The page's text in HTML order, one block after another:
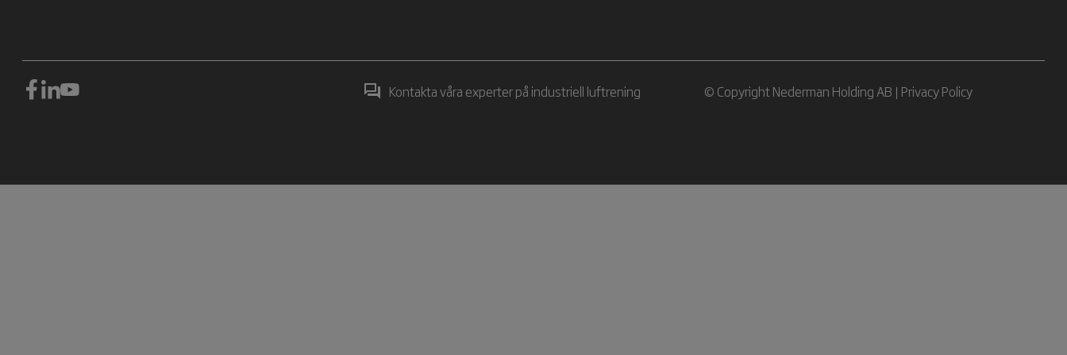
Kontakta våra experter på industriell luftrening © Copyright Nederman Holding AB | Privacy Policy